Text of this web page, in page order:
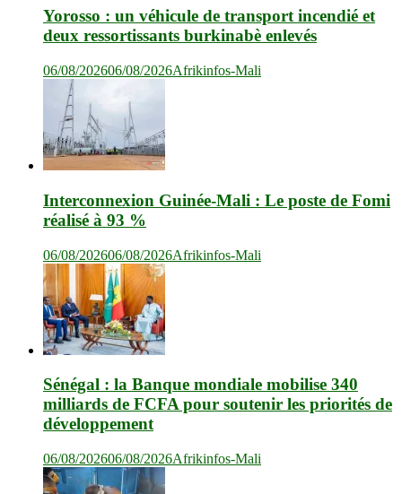
Yorosso : un véhicule de transport incendié et
deux ressortissants burkinabè enlevés
06/08/202606/08/2026Afrikinfos-Mali
Interconnexion Guinée-Mali : Le poste de Fomi
réalisé à 93 %
06/08/202606/08/2026Afrikinfos-Mali
Sénégal : la Banque mondiale mobilise 340
milliards de FCFA pour soutenir les priorités de
développement
06/08/202606/08/2026Afrikinfos-Mali